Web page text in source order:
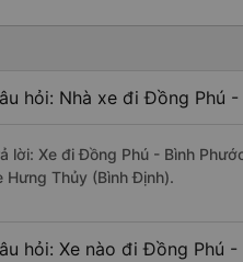
hỏi: Nhà xe đi Đồng Phú
lời: Xe đi Đồng Phú - Bình
Hưng Thủy (Bình Định).
hỏi: Xe nào đi Đồng Phú